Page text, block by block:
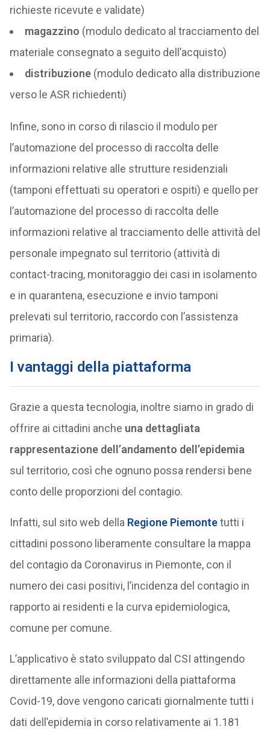
richieste ricevute e validate)
magazzino (modulo dedicato al tracciamento del
materiale consegnato a seguito dell’acquisto)
distribuzione(modulo dedicato alla distribuzione
verso le ASR richiedenti)
Infine, sono in corso di rilascio il modulo per
l’automazione del processo di raccolta delle
informazioni relative alle strutture residenziali
(tamponi effettuati su operatori e ospiti) e quello per
l’automazione del processo di raccolta delle
informazioni relative al tracciamento delle attività del
personale impegnato sul territorio (attività di
contact-tracing, monitoraggio dei casi in isolamento
e in quarantena, esecuzione e invio tamponi
prelevati sul territorio, raccordo con l’assistenza
primaria).
I vantaggi della piattaforma
Grazie a questa tecnologia, inoltre siamo in grado di
offrire ai cittadini anche una dettagliata
rappresentazione dell’andamento dell’epidemia
sul territorio, così che ognuno possa rendersi bene
conto delle proporzioni del contagio.
Infatti, sul sito web della Regione Piemontetutti i
cittadini possono liberamente consultare la mappa
del contagio da Coronavirus in Piemonte, con il
numero dei casi positivi, l’incidenza del contagio in
rapporto ai residenti e la curva epidemiologica,
comune per comune.
L’applicativo è stato sviluppato dal CSI attingendo
direttamente alle informazioni della piattaforma
Covid-19, dove vengono caricati giornalmente tutti i
dati dell’epidemia in corso relativamente ai 1.181